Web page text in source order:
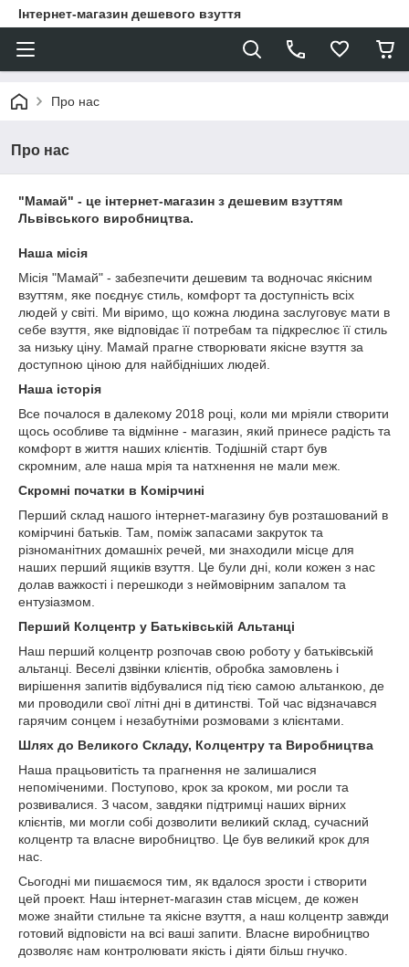
Інтернет-магазин дешевого взуття
Про нас
Про нас
"Мамай" - це інтернет-магазин з дешевим взуттям
Львівського виробництва.
Наша місія
Місія "Мамай" - забезпечити дешевим та водночас якісним
взуттям, яке поєднує стиль, комфорт та доступність всіх
людей у світі. Ми віримо, що кожна людина заслуговує мати в
себе взуття, яке відповідає її потребам та підкреслює її стиль
за низьку ціну. Мамай прагне створювати якісне взуття за
доступною ціною для найбідніших людей.
Наша історія
Все почалося в далекому 2018 році, коли ми мріяли створити
щось особливе та відмінне - магазин, який принесе радість та
комфорт в життя наших клієнтів. Тодішній старт був
скромним, але наша мрія та натхнення не мали меж.
Скромні початки в Комірчині
Перший склад нашого інтернет-магазину був розташований в
комірчині батьків. Там, поміж запасами закруток та
різноманітних домашніх речей, ми знаходили місце для
наших перший ящиків взуття. Це були дні, коли кожен з нас
долав важкості і перешкоди з неймовірним запалом та
ентузіазмом.
Перший Колцентр у Батьківській Альтанці
Наш перший колцентр розпочав свою роботу у батьківській
альтанці. Веселі дзвінки клієнтів, обробка замовлень і
вирішення запитів відбувалися під тією самою альтанкою, де
ми проводили свої літні дні в дитинстві. Той час відзначався
гарячим сонцем і незабутніми розмовами з клієнтами.
Шлях до Великого Складу, Колцентру та Виробництва
Наша працьовитість та прагнення не залишалися
непоміченими. Поступово, крок за кроком, ми росли та
розвивалися. З часом, завдяки підтримці наших вірних
клієнтів, ми могли собі дозволити великий склад, сучасний
колцентр та власне виробництво. Це був великий крок для
нас.
Сьогодні ми пишаємося тим, як вдалося зрости і створити
цей проект. Наш інтернет-магазин став місцем, де кожен
може знайти стильне та якісне взуття, а наш колцентр завжди
готовий відповісти на всі ваші запити. Власне виробництво
дозволяє нам контролювати якість і діяти більш гнучко.